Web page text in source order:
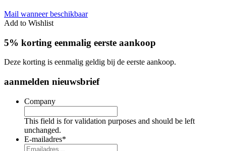
Mail wanneer beschikbaar
Add to Wishlist
5% korting eenmalig eerste aankoop
Deze korting is eenmalig geldig bij de eerste aankoop.
aanmelden nieuwsbrief
Company
This field is for validation purposes and should be left
unchanged.
E-mailadres*